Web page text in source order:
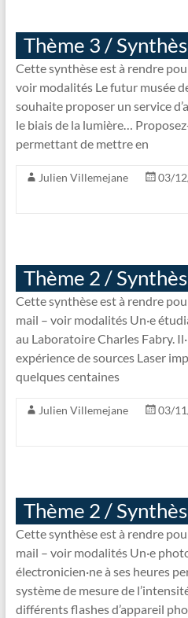
Thème 3 /
Cette synthèse est à rendre
voir modalités Le futur musée
souhaite proposer un service
le biais de la lumière…
permettant de mettre en
Julien Villemejane 03/
Thème 2 /
Cette synthèse est à rendre
mail – voir modalités Un·e
au Laboratoire Charles Fabry.
expérience de sources Laser
quelques centaines
Julien Villemejane 03/
Thème 2 /
Cette synthèse est à rendre
mail – voir modalités Un·e
électronicien·ne à ses heures
système de mesure de
différents flashes d’appareil